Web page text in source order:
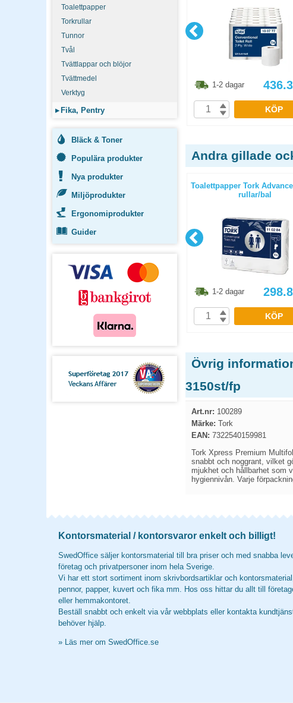
Toalettpapper
Torkrullar
Tunnor
Tvål
Tvättlappar och blöjor
Tvättmedel
Verktyg
▸ Fika, Pentry
Bläck & Toner
Populära produkter
Nya produkter
Miljöprodukter
Ergonomiprodukter
Guider
1-2 dagar
KÖP
Andra gillade
rullar/bal
1-2 dagar 498.80
KÖP
Toalettpapper Tork
rullar/bal
1-2 dagar
KÖP
Övrig
3150st/fp
Art.nr: 100289
Märke: Tork
EAN: 7322540159981
Tork Xpress Premium
snabbt och noggrant, vilket
mjukhet och hållbarhet som
hygiennivån. Varje
Kontorsmaterial / kontorsvaror enkelt och billigt!
SwedOffice säljer kontorsmaterial till bra priser och med snabba
företag och privatpersoner inom hela Sverige.
Vi har ett stort sortiment inom skrivbordsartiklar och
pennor, papper, kuvert och fika mm. Hos oss hittar du allt till
eller hemmakontoret.
Beställ snabbt och enkelt via vår webbplats eller kontakta
behöver hjälp.
» Läs mer om SwedOffice.se